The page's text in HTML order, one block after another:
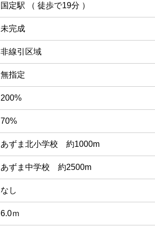
国定駅 （ 徒歩で19分 ）
未完成
非線引区域
無指定
200%
70%
あずま北小学校 約1000m
あずま中学校 約2500m
なし
6.0ｍ